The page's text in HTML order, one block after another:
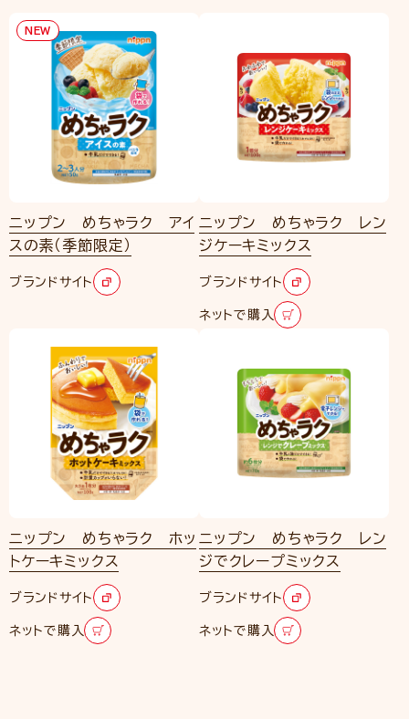
NEW
ニップン めちゃラク アイ
スの素（季節限定）
ブランドサイト
ニップン めちゃラク レン
ジケーキミックス
ブランドサイト
ネットで購入
ニップン めちゃラク ホッ
トケーキミックス
ブランドサイト
ネットで購入
ニップン めちゃラク レン
ジでクレープミックス
ブランドサイト
ネットで購入